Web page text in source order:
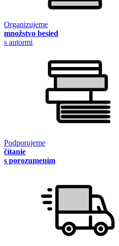
Organizujeme
množstvo besied
s autormi
Podporujeme
čítanie
s porozumením